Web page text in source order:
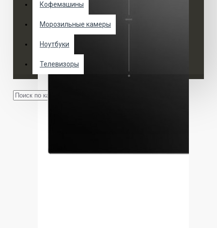
Кофемашины
Морозильные камеры
Ноутбуки
Телевизоры